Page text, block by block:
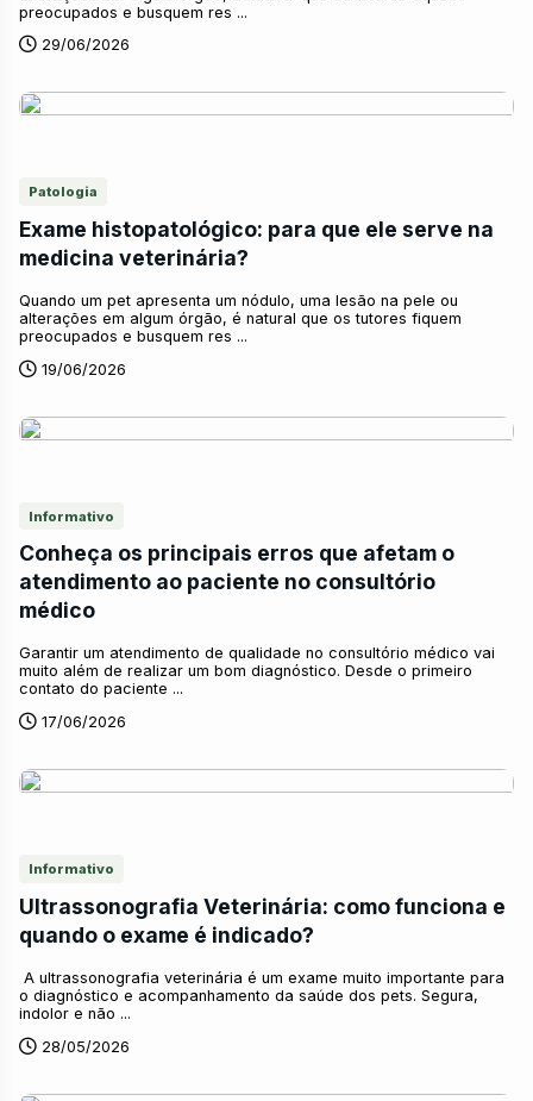
preocupados e busquem res ...
29/06/2026
Patologia
Exame histopatológico: para que ele serve na
medicina veterinária?
Quando um pet apresenta um nódulo, uma lesão na pele ou
alterações em algum órgão, é natural que os tutores fiquem
preocupados e busquem res ...
19/06/2026
Informativo
Conheça os principais erros que afetam o
atendimento ao paciente no consultório
médico
Garantir um atendimento de qualidade no consultório médico vai
muito além de realizar um bom diagnóstico. Desde o primeiro
contato do paciente ...
17/06/2026
Informativo
Ultrassonografia Veterinária: como funciona e
quando o exame é indicado?
A ultrassonografia veterinária é um exame muito importante para
o diagnóstico e acompanhamento da saúde dos pets. Segura,
indolor e não ...
28/05/2026